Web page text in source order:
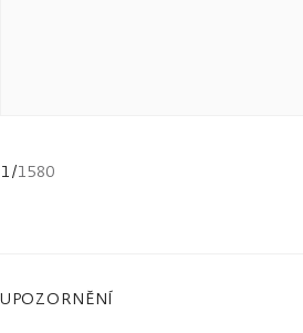
1/1580
UPOZORNĚNÍ